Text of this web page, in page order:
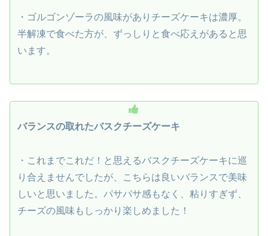
・ゴルゴンゾーラの風味がありチーズケーキは濃厚。
半解凍で食べた方が、ずっしりと食べ応えがあると思
います。
バランスの取れたバスクチーズケーキ
・これまでこれだ！と思えるバスクチーズケーキに巡
り合えませんでしたが、こちらは良いバランスで美味
しいと思いました。パサパサ感もなく、粘りすぎず、
チーズの風味もしっかり楽しめました！